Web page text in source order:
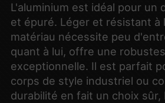
L'aluminium est idéal pour un
et épuré. Léger et résistant à
matériau nécessite peu
quant à lui, offre une
exceptionnelle. Il est parfait
corps de style industriel ou
durabilité en fait un choix sûr,